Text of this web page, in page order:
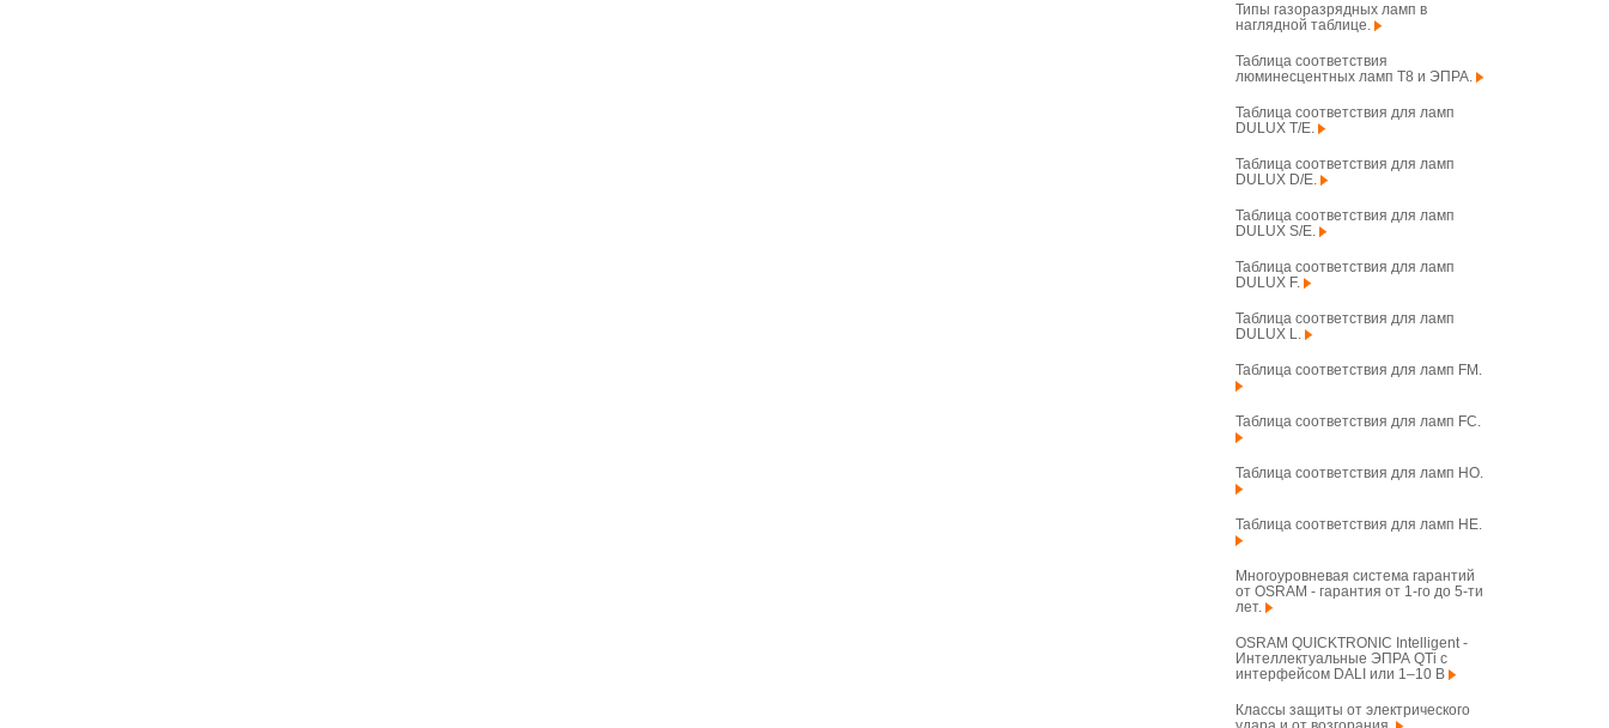
Типы газоразрядных ламп в
наглядной таблице.
Таблица соответствия
люминесцентных ламп T8 и ЭПРА.
Таблица соответствия для ламп
DULUX T/E.
Таблица соответствия для ламп
DULUX D/E.
Таблица соответствия для ламп
DULUX S/E.
Таблица соответствия для ламп
DULUX F.
Таблица соответствия для ламп
DULUX L.
Таблица соответствия для ламп FM.
Таблица соответствия для ламп FC.
Таблица соответствия для ламп HO.
Таблица соответствия для ламп HE.
Многоуровневая система гарантий
от OSRAM - гарантия от 1-го до 5-ти
лет.
OSRAM QUICKTRONIC Intelligent -
Интеллектуальные ЭПРА QTi с
интерфейсом DALI или 1–10 В
Классы защиты от электрического